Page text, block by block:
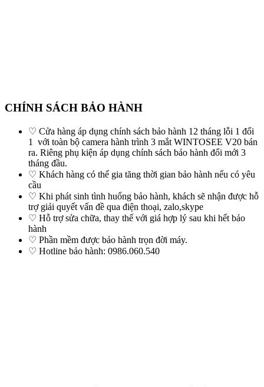
CHÍNH SÁCH BẢO HÀNH
♡ Cửa hàng áp dụng chính sách bảo hành 12 tháng lỗi 1 đổi
1 với toàn bộ camera hành trình 3 mắt WINTOSEE V20 bán
ra. Riêng phụ kiện áp dụng chính sách bảo hành đổi mới 3
tháng đầu.
♡ Khách hàng có thể gia tăng thời gian bảo hành nếu có yêu
cầu
♡ Khi phát sinh tình huống bảo hành, khách sẽ nhận được hỗ
trợ giải quyết vấn đề qua điện thoại, zalo,skype
♡ Hỗ trợ sửa chữa, thay thế với giá hợp lý sau khi hết bảo
hành
♡ Phần mềm được bảo hành trọn đời máy.
♡ Hotline bảo hành: 0986.060.540